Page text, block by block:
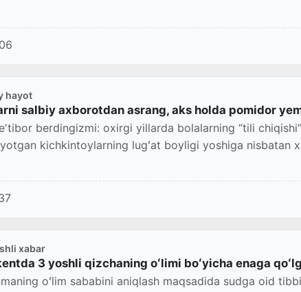
hayot
salbiy axborotdan asrang, aks holda pomidor
berdingizmi: oxirgi yillarda bolalarning “tili
kichkintoylarning lugʻat boyligi yoshiga nisbatan
xabar
3 yoshli qizchaning oʻlimi boʻyicha enaga
oʻlim sababini aniqlash maqsadida sudga oid